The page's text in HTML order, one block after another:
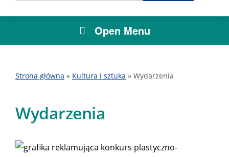
Open Menu
Strona główna » Kultura i sztuka » Wydarzenia
Wydarzenia